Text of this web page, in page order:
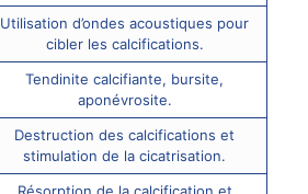
Utilisation d’ondes acoustiques pour
cibler les calcifications.
Tendinite calcifiante, bursite,
aponévrosite.
Destruction des calcifications et
stimulation de la cicatrisation.